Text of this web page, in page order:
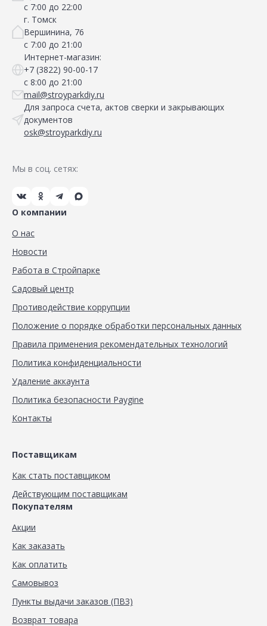
с 7:00 до 22:00
г. Томск
Вершинина, 76
с 7:00 до 21:00
Интернет-магазин:
+7 (3822) 90-00-17
с 8:00 до 21:00
mail@stroyparkdiy.ru
Для запроса счета, актов сверки и закрывающих
документов
osk@stroyparkdiy.ru
Мы в соц. сетях:
О компании
О нас
Новости
Работа в Стройпарке
Садовый центр
Противодействие коррупции
Положение о порядке обработки персональных данных
Правила применения рекомендательных технологий
Политика конфиденциальности
Удаление аккаунта
Политика безопасности Paygine
Контакты
Поставщикам
Как стать поставщиком
Действующим поставщикам
Покупателям
Акции
Как заказать
Как оплатить
Самовывоз
Пункты выдачи заказов (ПВЗ)
Возврат товара